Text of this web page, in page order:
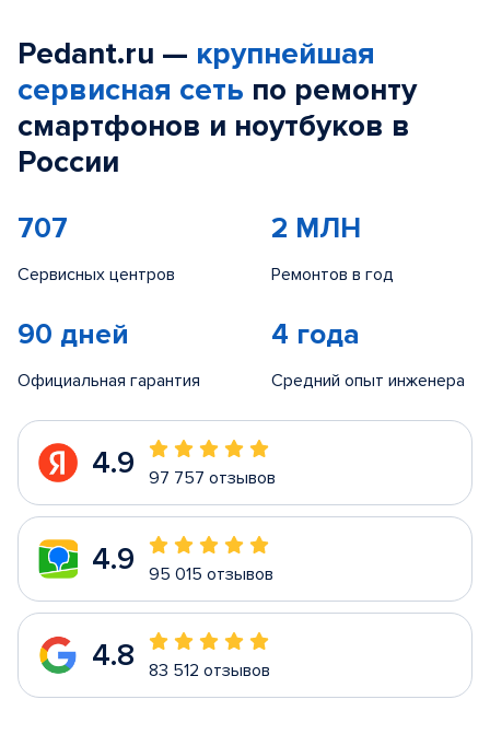
Pedant.ru — крупнейшая
сервисная сеть по ремонту
смартфонов и ноутбуков в
России
707
Сервисных центров
2 МЛН
Ремонтов в год
90 дней
Официальная гарантия
4 года
Средний опыт инженера
4.9 97 757 отзывов
4.9 95 015 отзывов
4.8 83 512 отзывов